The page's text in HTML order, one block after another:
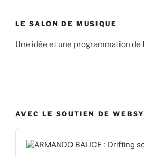
LE SALON DE MUSIQUE
Une idée et une programmation de
AVEC LE SOUTIEN DE
Audio
Player